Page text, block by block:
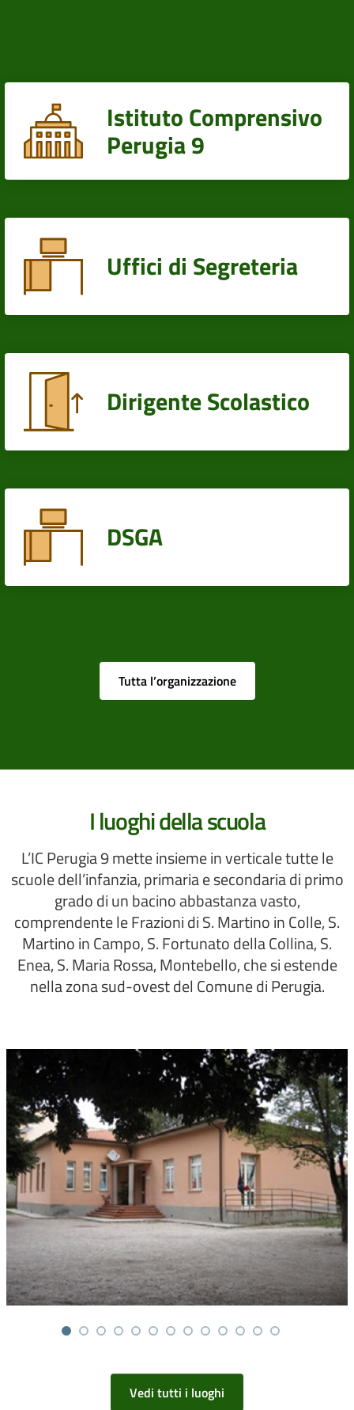
Istituto Comprensivo
Perugia 9
Uffici di Segreteria
Dirigente Scolastico
DSGA
Tutta l’organizzazione
I luoghi della scuola
L’IC Perugia 9 mette insieme in verticale tutte le
scuole dell’infanzia, primaria e secondaria di primo
grado di un bacino abbastanza vasto,
comprendente le Frazioni di S. Martino in Colle, S.
Martino in Campo, S. Fortunato della Collina, S.
Enea, S. Maria Rossa, Montebello, che si estende
nella zona sud-ovest del Comune di Perugia.
Vedi tutti i luoghi